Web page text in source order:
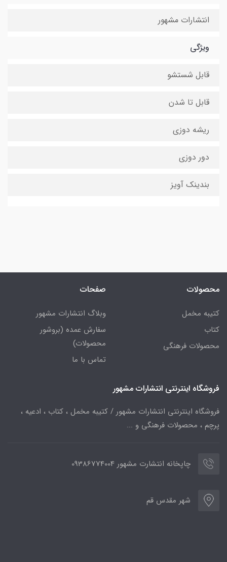
انتشارات مشهور
ویژگی
قابل شستشو
قابل تا شدن
ریشه دوزی
دور دوزی
بندینک آویز
محصولات
کتیبه مخمل
کتاب
محصولات فرهنگی
صفحات
وبلاگ انتشارات مشهور
سفارش عمده (بروشور
محصولات)
تماس با ما
فروشگاه اینترنتی انتشارات مشهور
فروشگاه اینترنتی انتشارات مشهور / کتیبه مخمل ، کتاب ، ادعیه ،
پرچم ، محصولات فرهنگی و ...
چاپخانه انتشارت مشهور 09386774004
شهر مقدس قم